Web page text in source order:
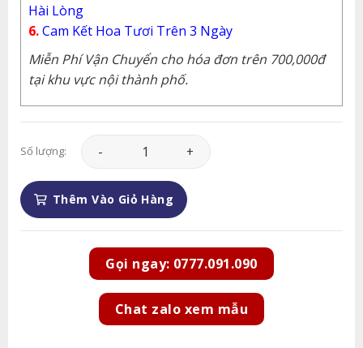
Hài Lòng
6.Cam Kết Hoa Tươi Trên 3 Ngày
Miễn Phí Vận Chuyển cho hóa đơn trên 700,000đ
tại khu vực nội thành phố.
Số lượng: Giỏ Hoa - GH096 số lượng
Thêm Vào Giỏ Hàng
Gọi ngay: 0777.091.090
Chat zalo xem mẫu